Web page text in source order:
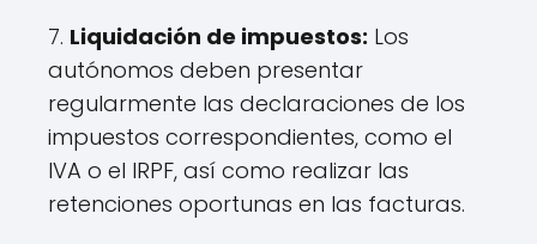
7. Liquidación de impuestos: Los
autónomos deben presentar
regularmente las declaraciones de los
impuestos correspondientes, como el
IVA o el IRPF, así como realizar las
retenciones oportunas en las facturas.